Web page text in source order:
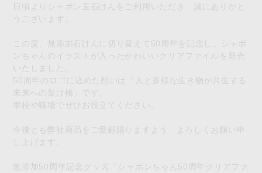
日頃よりシャボン玉石けんをご利用いただき、誠にありがと
うございます。
この度、無添加石けんに切り替えて50周年を記念し、シャボ
ンちゃんのイラストが入ったかわいいクリアファイルを発売
いたしました。
50周年のロゴに込めた想いは「人と多様な生き物が共生する
未来への架け橋」です。
学校や職場でぜひお役立てください。
今後とも弊社商品をご愛顧賜りますよう、よろしくお願い申
し上げます。
無添加50周年記念グッズ「シャボンちゃん50周年クリアファ